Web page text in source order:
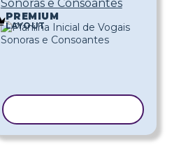
Sonoras e Consoantes
PREMIUM
LAYOUT